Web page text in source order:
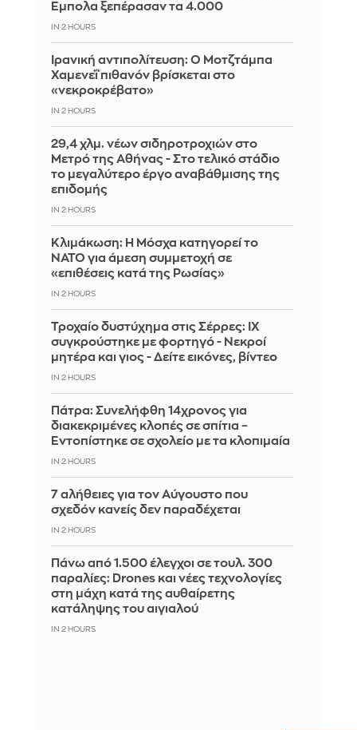
Έμπολα ξεπέρασαν τα 4.000
IN 2 HOURS
Ιρανική αντιπολίτευση: Ο Μοτζτάμπα
Χαμενεΐ πιθανόν βρίσκεται στο
«νεκροκρέβατο»
IN 2 HOURS
29,4 χλμ. νέων σιδηροτροχιών στο
Μετρό της Αθήνας - Στο τελικό στάδιο
το μεγαλύτερο έργο αναβάθμισης της
επιδομής
IN 2 HOURS
Κλιμάκωση: Η Μόσχα κατηγορεί το
ΝΑΤΟ για άμεση συμμετοχή σε
«επιθέσεις κατά της Ρωσίας»
IN 2 HOURS
Τροχαίο δυστύχημα στις Σέρρες: ΙΧ
συγκρούστηκε με φορτηγό - Νεκροί
μητέρα και γιος - Δείτε εικόνες, βίντεο
IN 2 HOURS
Πάτρα: Συνελήφθη 14χρονος για
διακεκριμένες κλοπές σε σπίτια –
Εντοπίστηκε σε σχολείο με τα κλοπιμαία
IN 2 HOURS
7 αλήθειες για τον Αύγουστο που
σχεδόν κανείς δεν παραδέχεται
IN 2 HOURS
Πάνω από 1.500 έλεγχοι σε τουλ. 300
παραλίες: Drones και νέες τεχνολογίες
στη μάχη κατά της αυθαίρετης
κατάληψης του αιγιαλού
IN 2 HOURS